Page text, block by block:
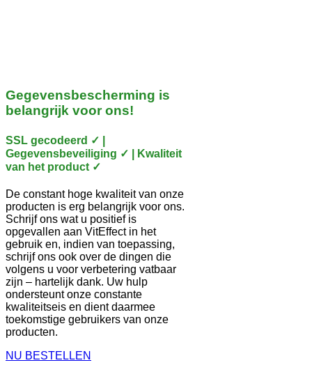
Gegevensbescherming is
belangrijk voor ons!
SSL gecodeerd ✓ |
Gegevensbeveiliging ✓ | Kwaliteit
van het product ✓
De constant hoge kwaliteit van onze
producten is erg belangrijk voor ons.
Schrijf ons wat u positief is
opgevallen aan VitEffect in het
gebruik en, indien van toepassing,
schrijf ons ook over de dingen die
volgens u voor verbetering vatbaar
zijn – hartelijk dank. Uw hulp
ondersteunt onze constante
kwaliteitseis en dient daarmee
toekomstige gebruikers van onze
producten.
NU BESTELLEN